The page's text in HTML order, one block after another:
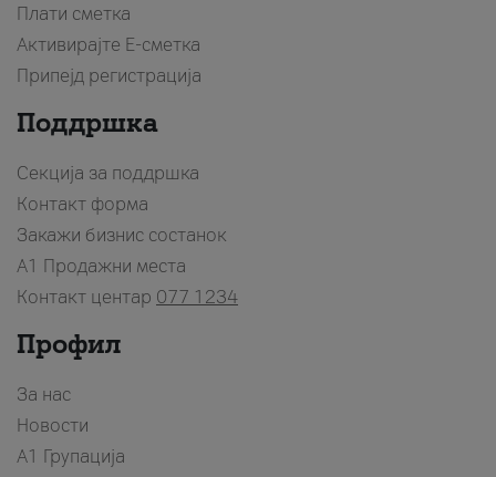
Плати сметка
Активирајте Е-сметка
Припејд регистрација
Поддршка
Секција за поддршка
Контакт форма
Закажи бизнис состанок
A1 Продажни места
Контакт центар 077 1234
Профил
За нас
Новости
А1 Групација